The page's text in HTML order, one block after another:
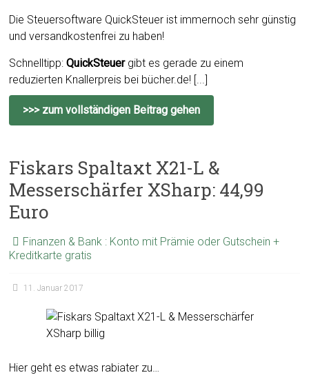
Die Steuersoftware QuickSteuer ist immernoch sehr günstig
und versandkostenfrei zu haben!
Schnelltipp:QuickSteuergibt es gerade zu einem
reduzierten Knallerpreis bei bücher.de! [...]
>>> zum vollständigen Beitrag gehen
Fiskars Spaltaxt X21-L &
Messerschärfer XSharp: 44,99
Euro
Finanzen & Bank : Konto mit Prämie oder Gutschein +
Kreditkarte gratis
11. Januar 2017
Hier geht es etwas rabiater zu…